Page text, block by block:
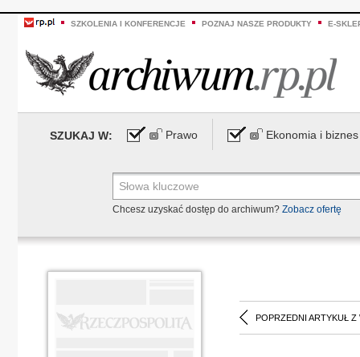
SZKOLENIA I KONFERENCJE POZNAJ NASZE PRODUKTY E-
SZUKAJ W: Prawo Ekonomia i biznes
Chcesz uzyskać dostęp do archiwum? Zobacz ofertę
POPRZEDNI ARTYKUŁ Z